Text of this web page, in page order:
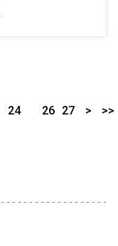
24
26 27 > >>